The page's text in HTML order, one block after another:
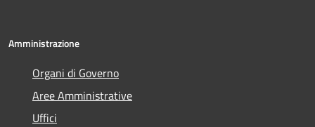
Amministrazione
Organi di Governo
Aree Amministrative
Uffici